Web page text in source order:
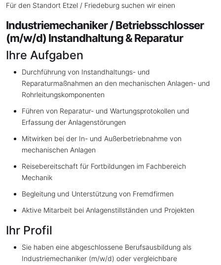
Für den Standort Etzel / Friedeburg suchen wir einen
Industriemechaniker / Betriebsschlosser
(m/w/d) Instandhaltung & Reparatur
Ihre Aufgaben
Durchführung von Instandhaltungs- und
Reparaturmaßnahmen an den mechanischen Anlagen- und
Rohrleitungskomponenten
Führen von Reparatur- und Wartungsprotokollen und
Erfassung der Anlagenstörungen
Mitwirken bei der In- und Außerbetriebnahme von
mechanischen Anlagen
Reisebereitschaft für Fortbildungen im Fachbereich
Mechanik
Begleitung und Unterstützung von Fremdfirmen
Aktive Mitarbeit bei Anlagenstillständen und Projekten
Ihr Profil
Sie haben eine abgeschlossene Berufsausbildung als
Industriemechaniker (m/w/d) oder vergleichbare